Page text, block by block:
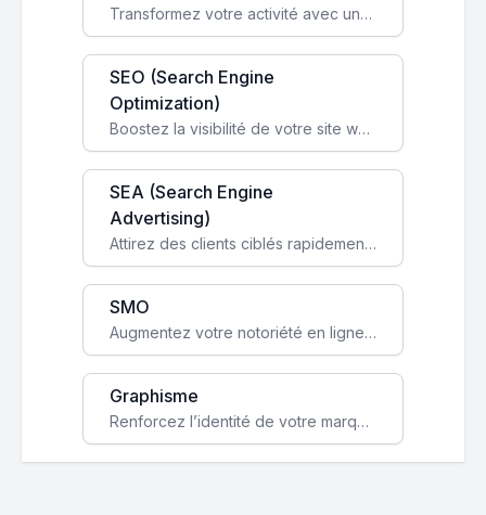
Transformez votre activité avec une boutique en ligne, accessible à l'échelle mondiale 24/7.
SEO (Search Engine
Optimization)
Boostez la visibilité de votre site web sur Google et attirez du trafic qualifié grâce à nos stratégies SEO.
SEA (Search Engine
Advertising)
Attirez des clients ciblés rapidement avec des campagnes publicitaires payantes optimisées pour vos objectifs.
SMO
Augmentez votre notoriété en ligne et stimulez la croissance de votre entreprise grâce à une stratégie sociale sur mesure.
Graphisme
Renforcez l’identité de votre marque avec un design unique qui capte l’attention et engage vos clients.